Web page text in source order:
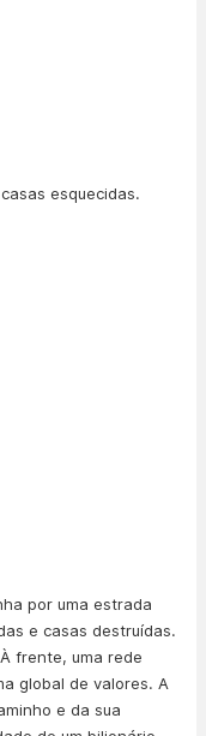
esquecidas.
por uma estrada
e casas destruídas.
frente, uma rede
global de valores. A
e da sua